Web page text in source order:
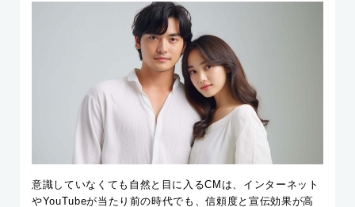
意識していなくても自然と目に入るCMは、インターネット
やYouTubeが当たり前の時代でも、信頼度と宣伝効果が高